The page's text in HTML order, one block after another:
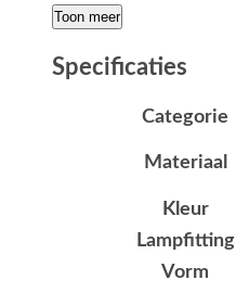
Toon meer
Specificaties
Categorie
Materiaal
Kleur
Lampfitting
Vorm